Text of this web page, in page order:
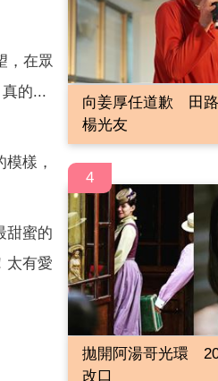
，在眾
的...
樣，
甜蜜的
太有愛
向姜厚任道歉 田
楊光友
4
拋開阿湯哥光環
改口